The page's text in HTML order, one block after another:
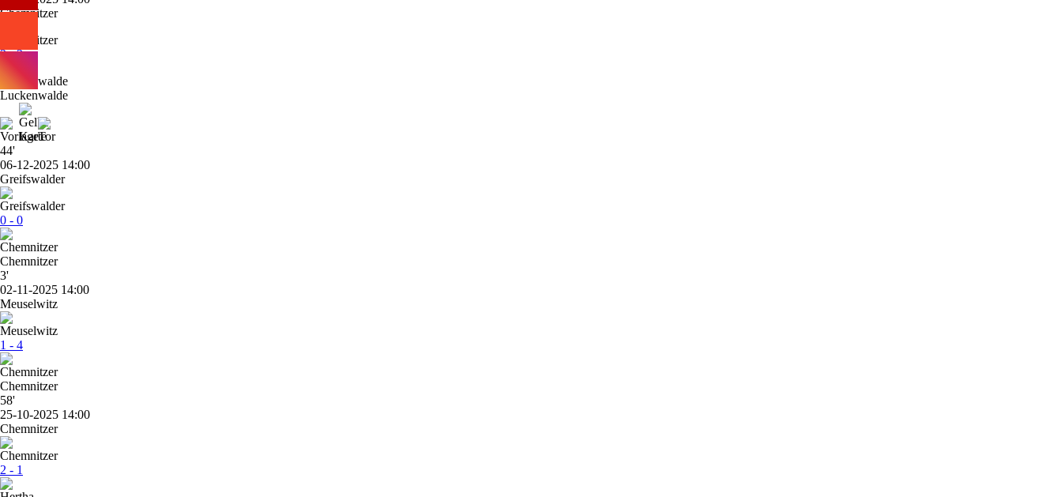
Chemnitzer
3 - 3
Luckenwalde
44'
06-12-2025 14:00
Greifswalder
0 - 0
Chemnitzer
3'
02-11-2025 14:00
Meuselwitz
1 - 4
Chemnitzer
58'
25-10-2025 14:00
Chemnitzer
2 - 1